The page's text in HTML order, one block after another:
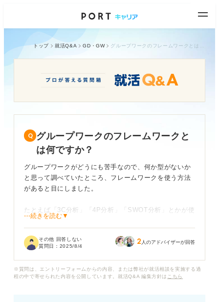
トップ 就活Q&A GD・GW
グループワークのフレームワークと
は何ですか？
グループワークがどうにも苦手なので、何か型がないか
と思って調べていたところ、フレームワークを使う方法
があると目にしました。
たとえば「3C分析」「4P分析」「SWOT分析」とかが使
えるみたいです。
内容が難しくてあまり理解できておらず恐縮なのです
⋯続きを読む▼
その他 回答しない
質問日： 2025/8/4 2 人のアドバイザーが回答
※質問は、エントリーフォームからの内容、または弊社が就活相談を実施する過
程の中で寄せられた内容を公開しています。就活Q&A 編集方針は こちら